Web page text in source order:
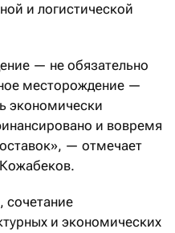
и логистической
— не обязательно
месторождение —
экономически
и вовремя
— отмечает
сочетание
и экономических